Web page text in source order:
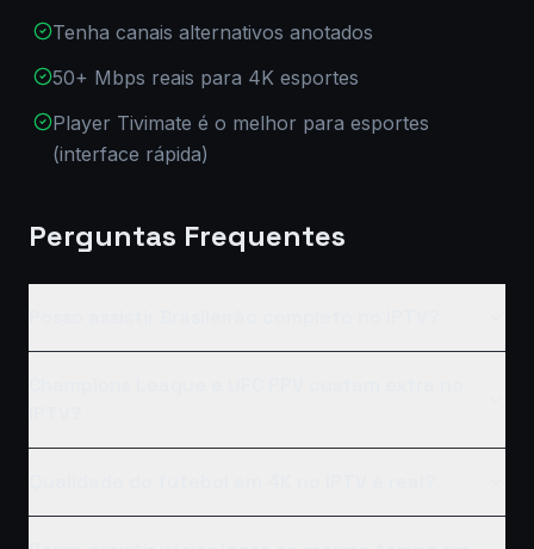
Tenha canais alternativos anotados
50+ Mbps reais para 4K esportes
Player Tivimate é o melhor para esportes
(interface rápida)
Perguntas Frequentes